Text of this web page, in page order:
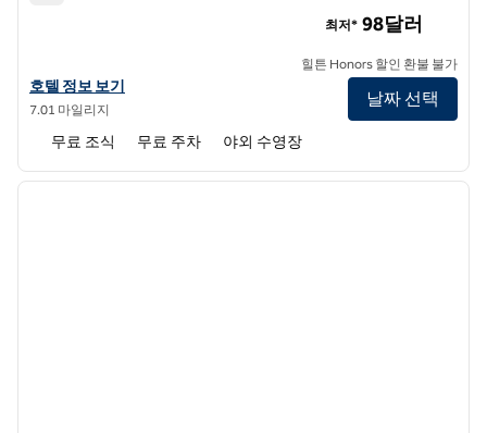
햄튼 인 & 스위트 올랜도-아폽카의 호텔 정보 보기
호텔 정보 보기
7.01 마일리지
최저* 98달러
힐튼 Honors 할인 환불 불가
날짜 선택
무료 조식 무료 주차 야외 수영장
1/12
다음